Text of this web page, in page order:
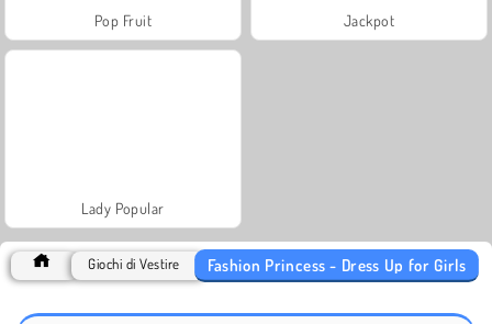
Pop Fruit Jackpot
Lady Popular
Giochi di Vestire Fashion Princess - Dress Up for Girls